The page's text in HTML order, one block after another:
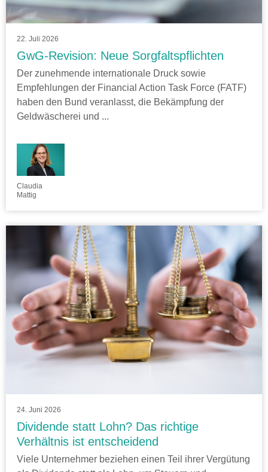
22. Juli 2026
GwG-Revision: Neue Sorgfaltspflichten
Der zunehmende internationale Druck sowie
Empfehlungen der Financial Action Task Force (FATF)
haben den Bund veranlasst, die Bekämpfung der
Geldwäscherei und ...
Claudia
Mattig
24. Juni 2026
Dividende statt Lohn? Das richtige
Verhältnis ist entscheidend
Viele Unternehmer beziehen einen Teil ihrer Vergütung